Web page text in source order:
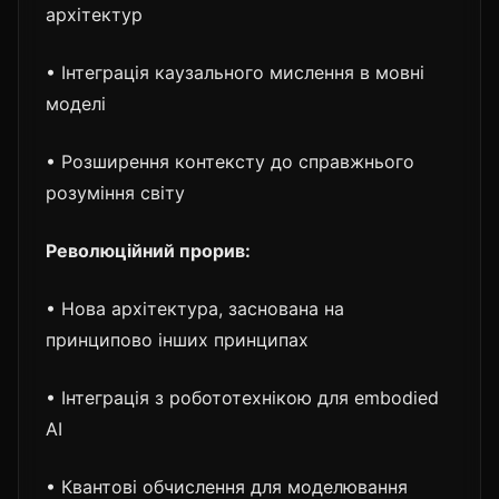
архітектур
• Інтеграція каузального мислення в мовні
моделі
• Розширення контексту до справжнього
розуміння світу
Революційний прорив:
• Нова архітектура, заснована на
принципово інших принципах
• Інтеграція з робототехнікою для embodied
AI
• Квантові обчислення для моделювання